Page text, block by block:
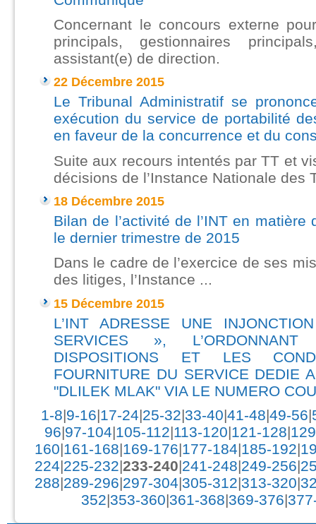
Concernant le concours externe
principals, gestionnaires
assistant(e) de direction.
22 Décembre 2015
Le Tribunal Administratif se
exécution du service de portabilité
en faveur de la concurrence et du
Suite aux recours intentés par TT et
décisions de l’Instance Nationale des
18 Décembre 2015
Bilan de l’activité de l’INT en
le dernier trimestre de 2015
Dans le cadre de l’exercice de ses
des litiges, l’Instance ...
15 Décembre 2015
L’INT ADRESSE UNE
SERVICES »,
DISPOSITIONS ET LES
FOURNITURE DU SERVICE DEDIE
"DLILEK MLAK" VIA LE NUMERO
1-8|9-16|17-24|25-32|33-40|41-48|49-56|
96|97-104|105-112|113-120|121-128|
160|161-168|169-176|177-184|185-192|
224|225-232|233-240|241-248|249-256|
288|289-296|297-304|305-312|313-320|
352|353-360|361-368|369-376|